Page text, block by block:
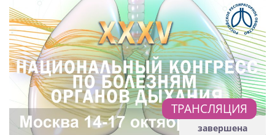
ТРАНСЛЯЦИЯ
завершена